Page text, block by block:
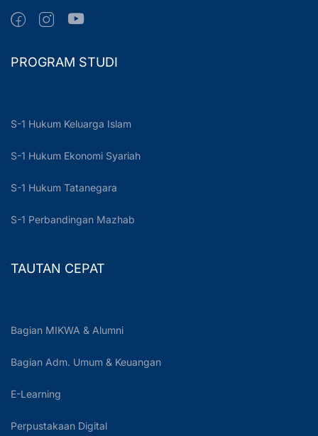
PROGRAM STUDI
S-1 Hukum Keluarga Islam
S-1 Hukum Ekonomi Syariah
S-1 Hukum Tatanegara
S-1 Perbandingan Mazhab
TAUTAN CEPAT
Bagian MIKWA & Alumni
Bagian Adm. Umum & Keuangan
E-Learning
Perpustakaan Digital